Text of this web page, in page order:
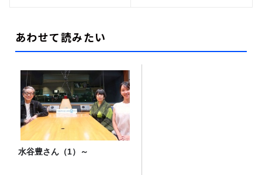
あわせて読みたい
水谷豊さん（1）～